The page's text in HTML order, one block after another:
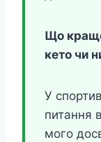
Що
кето чи
У
питання
мого